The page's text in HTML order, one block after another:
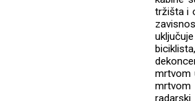
tržišta i
mrtvom
mrtvom